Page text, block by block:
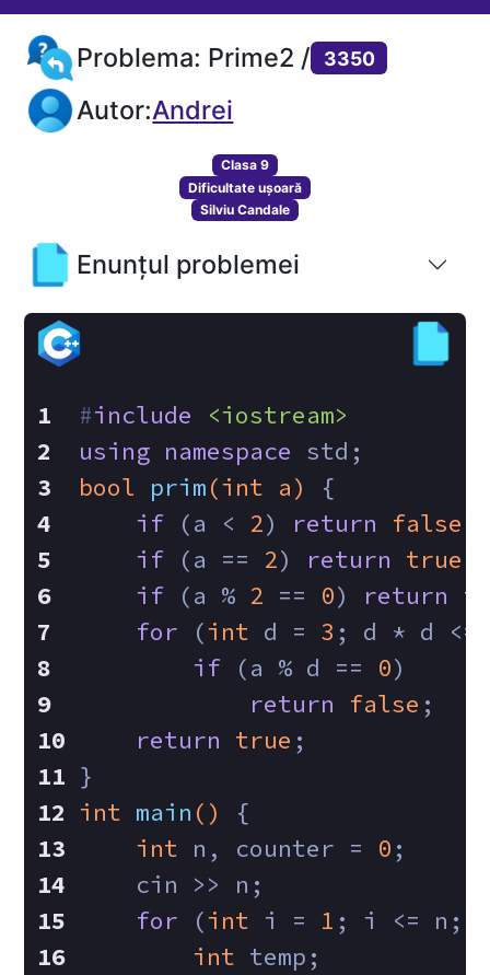
Problema: Prime2 / 3350
Autor:Andrei
Clasa 9
Dificultate ușoară
Silviu Candale
Enunțul problemei
#include
<iostream>
using namespace std;
bool prim(int a)
{
if (a < 2) return false
if (a == 2) return true
if (a % 2 == 0) return
for (int d = 3 ; d * d
if (a % d == 0)
return
false ;
return true ;
}
int main ()
{
int n, counter = 0 ;
    cin >> n;
for (int i = 1 ; i <= n;
int temp;